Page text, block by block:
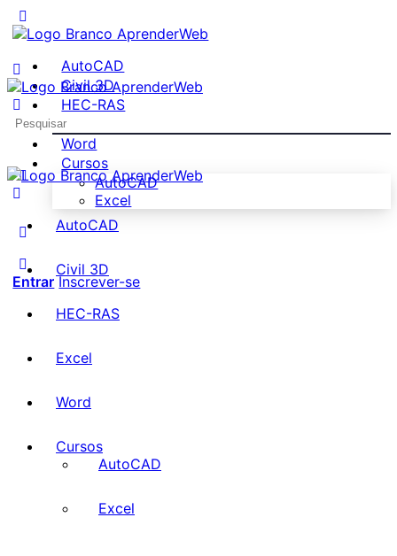
AutoCAD
Civil 3D
HEC-RAS
Excel
Word
Cursos
AutoCAD
Excel
Entrar Inscrever-se
Pesquisar
por:
AutoCAD
Civil 3D
HEC-RAS
Excel
Word
Cursos
AutoCAD
Excel